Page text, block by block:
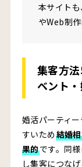
本サイト
やWeb制
集客方
ベント
婚活パーティ
すいため結婚
果的です。同
し集客につな